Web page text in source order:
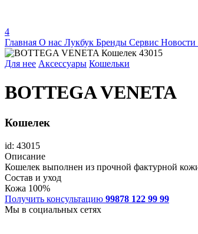
4
Главная О нас Лукбук Бренды Сервис Новости
Для нее Аксессуары Кошельки
BOTTEGA VENETA
Кошелек
id: 43015
Описание
Кошелек выполнен из прочной фактурной
Состав и уход
Кожа 100%
Получить консультацию 99878 122 99 99
Мы в социальных сетях